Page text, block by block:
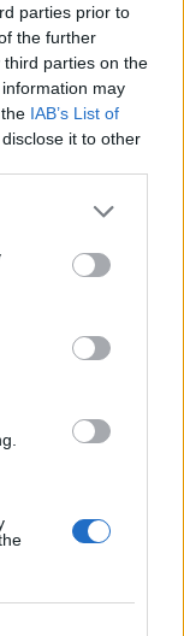
parties prior to
the further
parties on the
may
IAB’s List of
it to other
«Το
έκπληξη